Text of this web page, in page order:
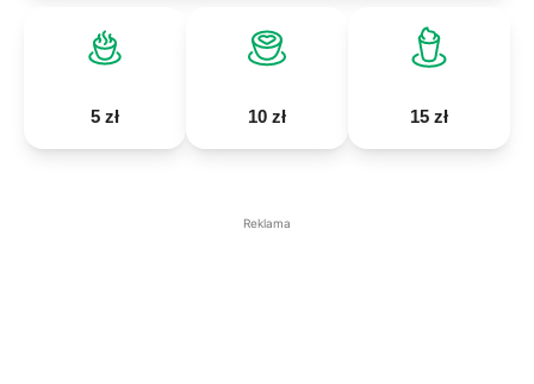
5 zł 10 zł 15 zł
Reklama